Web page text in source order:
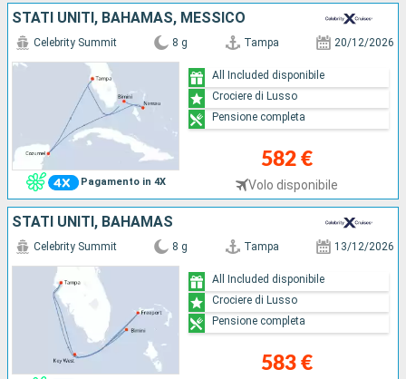
STATI UNITI, BAHAMAS, MESSICO
Pagamento in 4X
Celebrity Summit 8 g Tampa 20/12/2026
582 €
Volo disponibile
All Included disponibile
Crociere di Lusso
Pensione completa
STATI UNITI, BAHAMAS
Celebrity Summit 8 g Tampa 13/12/2026
583 €
All Included disponibile
Crociere di Lusso
Pensione completa